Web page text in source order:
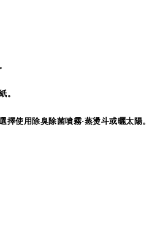
。
使用除臭除菌噴霧·蒸燙斗或曬太陽。